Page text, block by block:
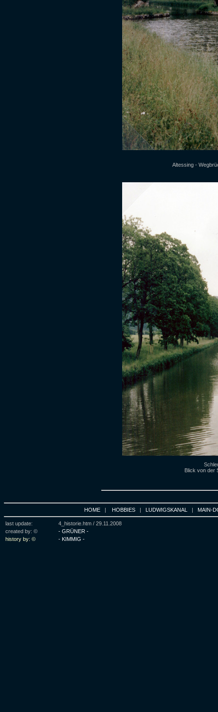
Altessing -
Blick von der
HOME | HOBBIES | LUDWIGSKANAL | MAIN-
last update: 4_historie.htm / 29.11.2008
created by: ©
- GRÜNER -
history by: ©
- KIMMIG -